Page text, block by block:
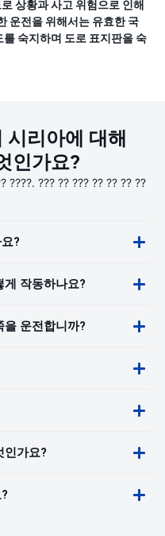
상황과 사고 위험으로 인해
운전을 위해서는 유효한 국
숙지하며 도로 표지판을 숙
리아에 대해
인가요?
????. ??? ?? ??? ?? ?? ?? ??
?
게 작동하나요?
을 운전합니까?
인가요?